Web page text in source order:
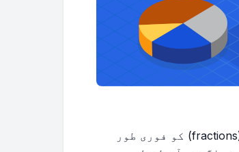
ہمارا مفت آن لائن فریکشن سے اعشاریہ کیلکولیٹر کسر (fractions) کو فوری طور